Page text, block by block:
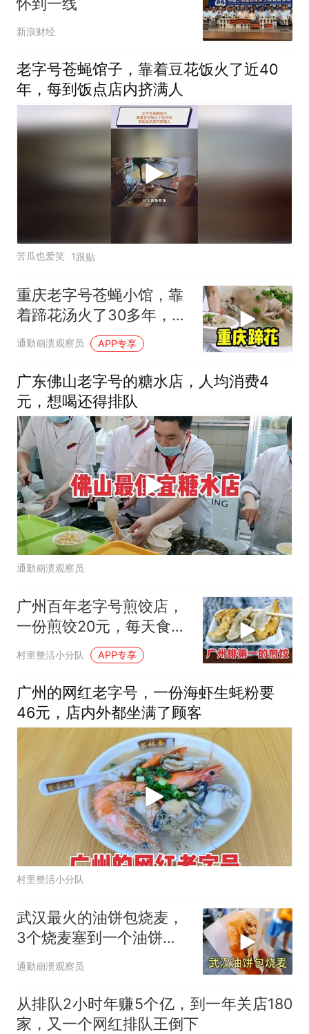
新浪财经
老字号苍蝇馆子，靠着豆花饭火了近40
年，每到饭点店内挤满人
苦瓜也爱笑 1跟贴
重庆老字号苍蝇小馆，靠
着蹄花汤火了30多年，一
份只要47元
通勤崩溃观察员 APP专享
广东佛山老字号的糖水店，人均消费4
元，想喝还得排队
通勤崩溃观察员
广州百年老字号煎饺店，
一份煎饺20元，每天食客
络绎不绝
村里整活小分队 APP专享
广州的网红老字号，一份海虾生蚝粉要
46元，店内外都坐满了顾客
村里整活小分队
武汉最火的油饼包烧麦，
3个烧麦塞到一个油饼
里，每天食客不断
通勤崩溃观察员
从排队2小时年赚5个亿，到一年关店180
家，又一个网红排队王倒下